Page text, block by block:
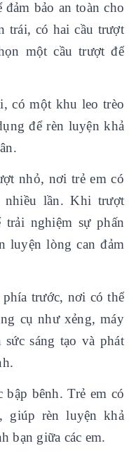
bảo an toàn cho
trái, có hai cầu trượt
một cầu trượt để
có một khu leo ​​trèo
để rèn luyện khả
nhỏ, nơi trẻ em có
lần. Khi trượt
nghiệm sự phấn
luyện lòng can đảm
trước, nơi có thể
cụ như xẻng, máy
sáng tạo và phát
bập bênh. Trẻ em có
giúp rèn luyện khả
bạn giữa các em.